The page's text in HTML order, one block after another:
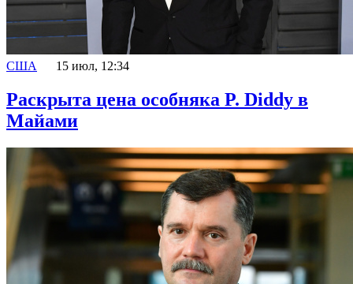
США 15 июл, 12:34
Раскрыта цена особняка P. Diddy в
Майами